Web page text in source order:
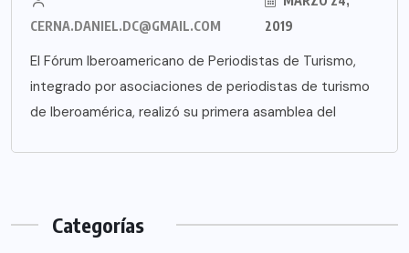
CERNA.DANIEL.DC@GMAIL.COM
2019
El Fórum Iberoamericano de Periodistas de Turismo,
integrado por asociaciones de periodistas de turismo
de Iberoamérica, realizó su primera asamblea del
Categorías